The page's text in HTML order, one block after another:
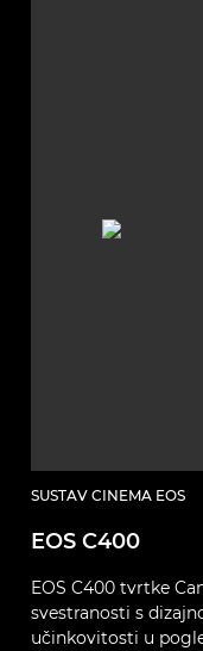
SUSTAV CINEMA EOS
EOS C400
EOS C400 tvrtke
svestranosti s
učinkovitosti u